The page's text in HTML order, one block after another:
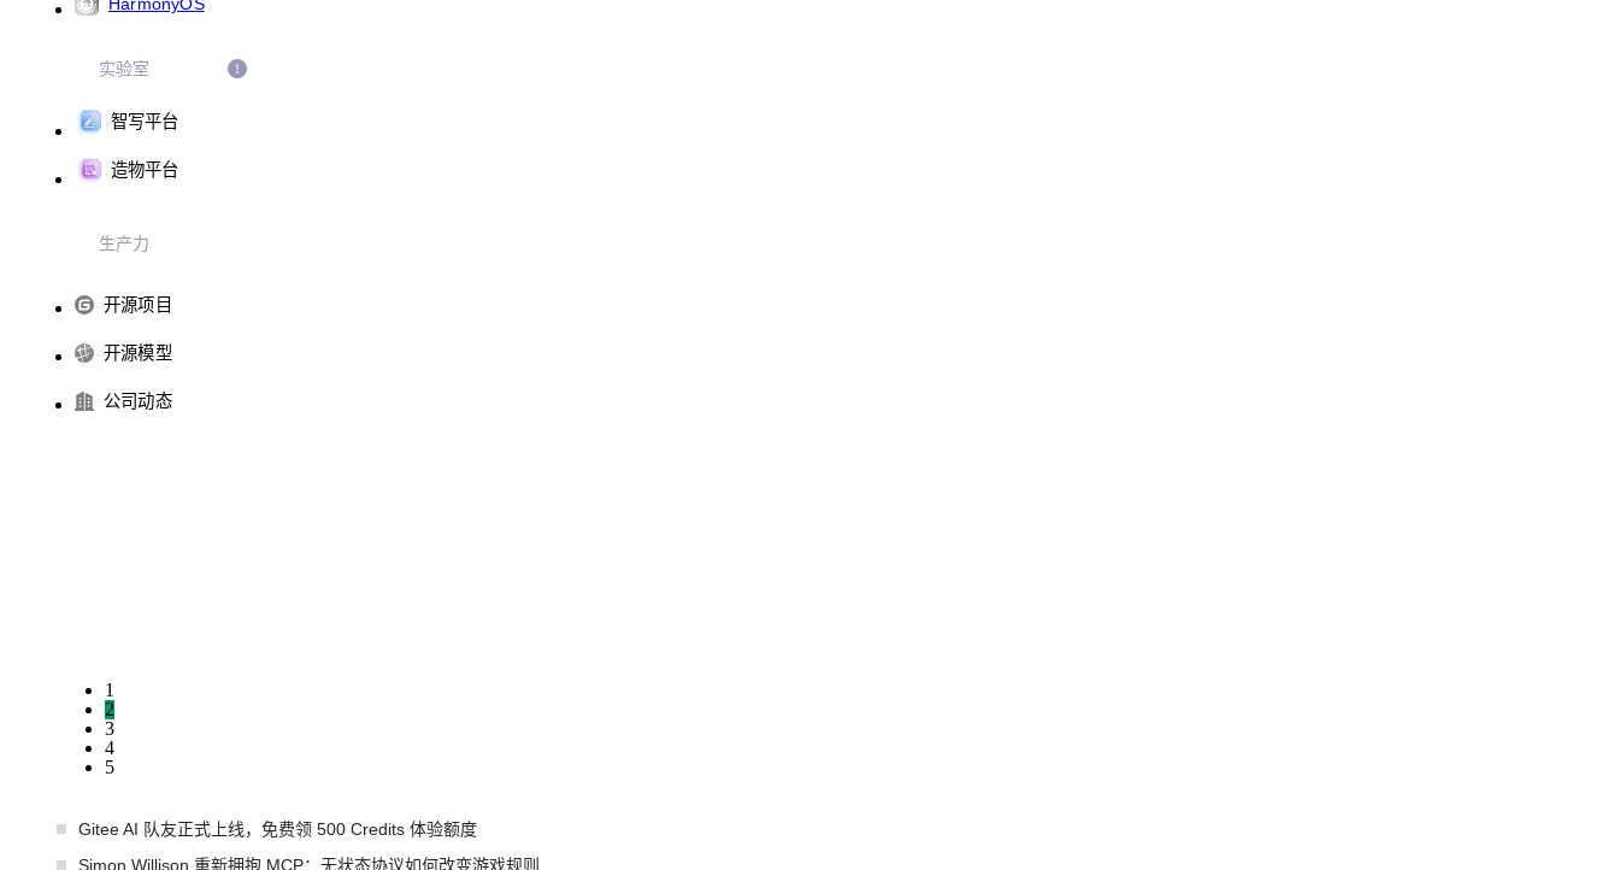
HarmonyOS
实验室
智写平台
造物平台
生产力
开源项目
开源模型
公司动态
1
2
3
4
5
Gitee AI 队友正式上线，免费领 500 Credits 体验额度
Simon Willison 重新拥抱 MCP：无状态协议如何改变游戏规则